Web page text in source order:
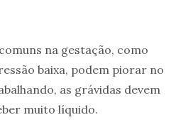
na gestação, como
baixa, podem piorar no
as grávidas devem
muito líquido.